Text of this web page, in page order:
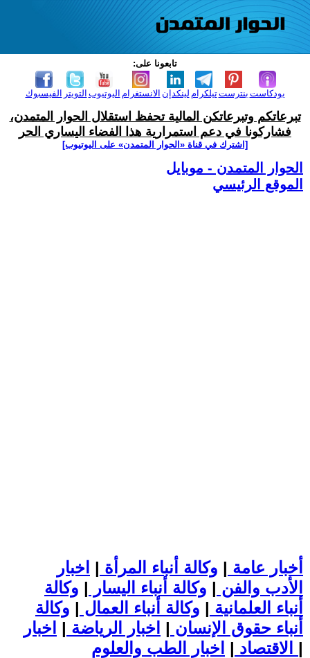
تابعونا على:
الفيسبوك التويتر اليوتيوب الانستغرام لينكدإن تيلكرامبنترست بودكاست
تبرعاتكم وتبرعاتكن المالية تحفظ استقلال الحوار المتمدن،
فشاركونا في دعم استمرارية هذا الفضاء اليساري الحر
[اشترك في قناة ‫«الحوار المتمدن» على اليوتيوب]
الحوار المتمدن - موبايل
الموقع الرئيسي
أخبار عامة | وكالة أنباء المرأة | اخبار
الأدب والفن | وكالة أنباء اليسار | وكالة
أنباء العلمانية | وكالة أنباء العمال | وكالة
أنباء حقوق الإنسان | اخبار الرياضة | اخبار
الاقتصاد | |